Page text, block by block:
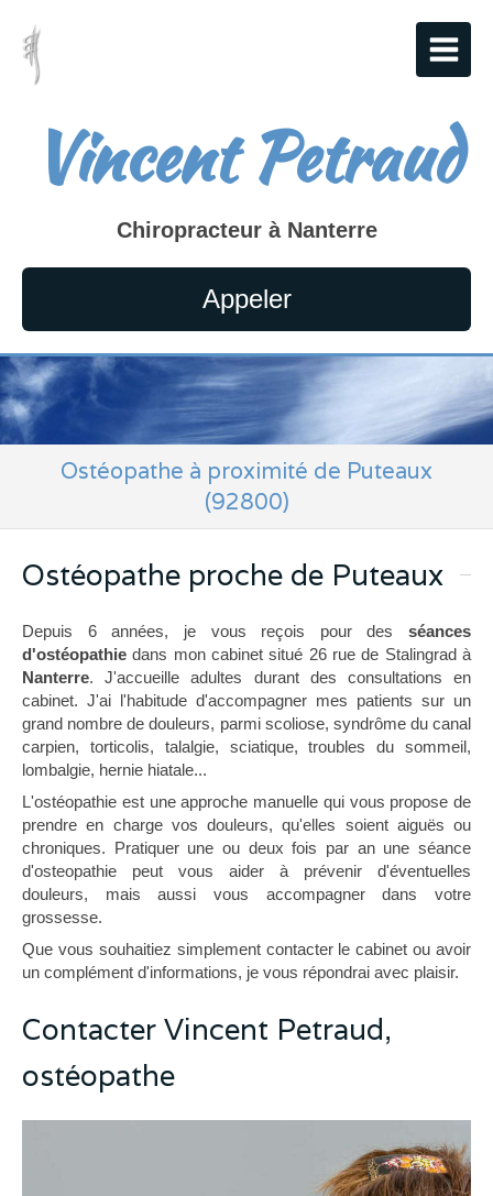
Vincent Petraud
Chiropracteur à Nanterre
Appeler
Ostéopathe à proximité de Puteaux
(92800)
Ostéopathe proche de Puteaux
Depuis 6 années, je vous reçois pour des séances
d'ostéopathie dans mon cabinet situé 26 rue de Stalingrad à
Nanterre. J'accueille adultes durant des consultations en
cabinet. J'ai l'habitude d'accompagner mes patients sur un
grand nombre de douleurs, parmi scoliose, syndrôme du canal
carpien, torticolis, talalgie, sciatique, troubles du sommeil,
lombalgie, hernie hiatale...
L'ostéopathie est une approche manuelle qui vous propose de
prendre en charge vos douleurs, qu'elles soient aiguës ou
chroniques. Pratiquer une ou deux fois par an une séance
d'osteopathie peut vous aider à prévenir d'éventuelles
douleurs, mais aussi vous accompagner dans votre
grossesse.
Que vous souhaitiez simplement contacter le cabinet ou avoir
un complément d'informations, je vous répondrai avec plaisir.
Contacter Vincent Petraud,
ostéopathe